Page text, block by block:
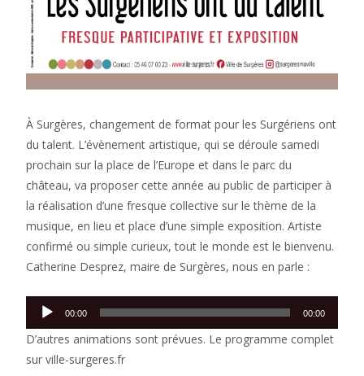
À Surgères, changement de format pour les Surgériens ont
du talent. L’évènement artistique, qui se déroule samedi
prochain sur la place de l’Europe et dans le parc du
château, va proposer cette année au public de participer à
la réalisation d’une fresque collective sur le thème de la
musique, en lieu et place d’une simple exposition. Artiste
confirmé ou simple curieux, tout le monde est le bienvenu.
Catherine Desprez, maire de Surgères, nous en parle :
Lecteur
audio
00:00 00:00
D’autres animations sont prévues. Le programme complet
sur ville-surgeres.fr